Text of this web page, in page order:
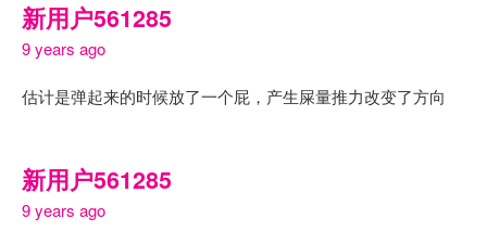
新用户561285
9 years ago
估计是弹起来的时候放了一个屁，产生屎量推力改变了方向
新用户561285
9 years ago